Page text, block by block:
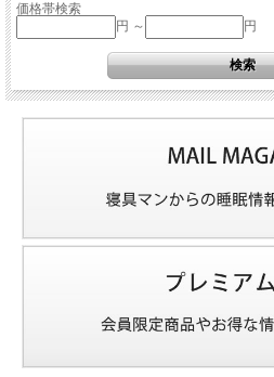
価格帯検索
円 ～
円